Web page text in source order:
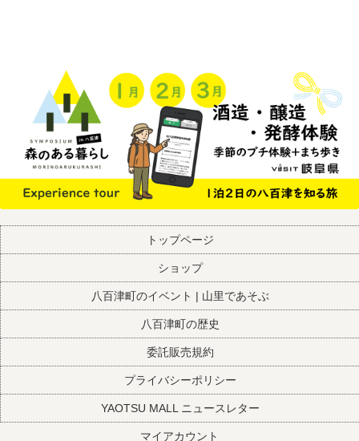
トップページ
ショップ
八百津町のイベント | 山里であそぶ
八百津町の歴史
委託販売規約
プライバシーポリシー
YAOTSU MALL ニュースレター
マイアカウント